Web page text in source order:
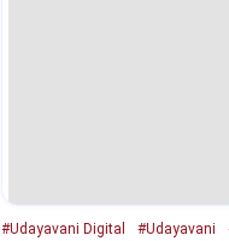
#Udayavani Digital #Udayavani